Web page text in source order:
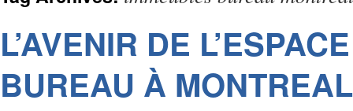
L’AVENIR DE
BUREAU À MONTREAL